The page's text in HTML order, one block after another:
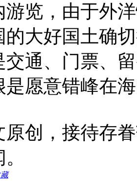
游览，由于外
的大好国土确
交通、门票、
是愿意错峰在
原创，接待存